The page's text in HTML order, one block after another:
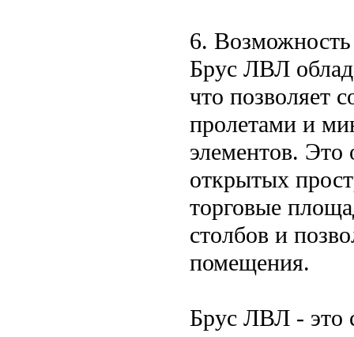
6.
Брус ЛВЛ
что позволяет
пролетами и
элементов. Это
открытых
торговые
столбов и
помещения.
Брус ЛВЛ - это